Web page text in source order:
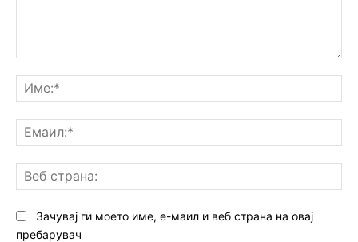
Зачувај ги моето име, е-маил и веб страна на овај
пребарувач